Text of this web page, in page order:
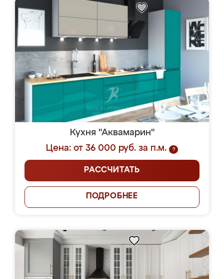
Кухня "Аквамарин"
Цена: от 36 000 руб. за п.м.
?
РАССЧИТАТЬ
ПОДРОБНЕЕ